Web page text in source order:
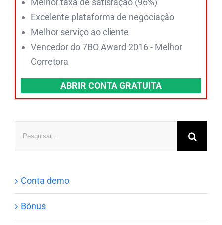
Melhor taxa de satisfação (96%)
Excelente plataforma de negociação
Melhor serviço ao cliente
Vencedor do 7BO Award 2016 - Melhor
Corretora
ABRIR CONTA GRATUITA
Conta demo
Bônus